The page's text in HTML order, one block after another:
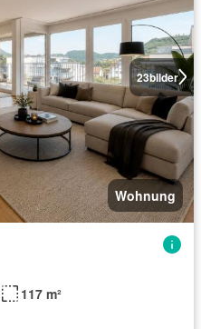
23bilder
Wohnung
117 m²